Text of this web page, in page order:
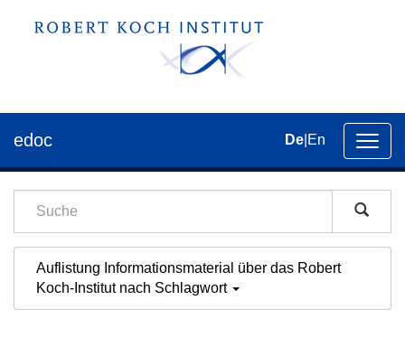
der
edoc De En
Auflistung Informationsmaterial über das Robert
Koch-Institut nach Schlagwort